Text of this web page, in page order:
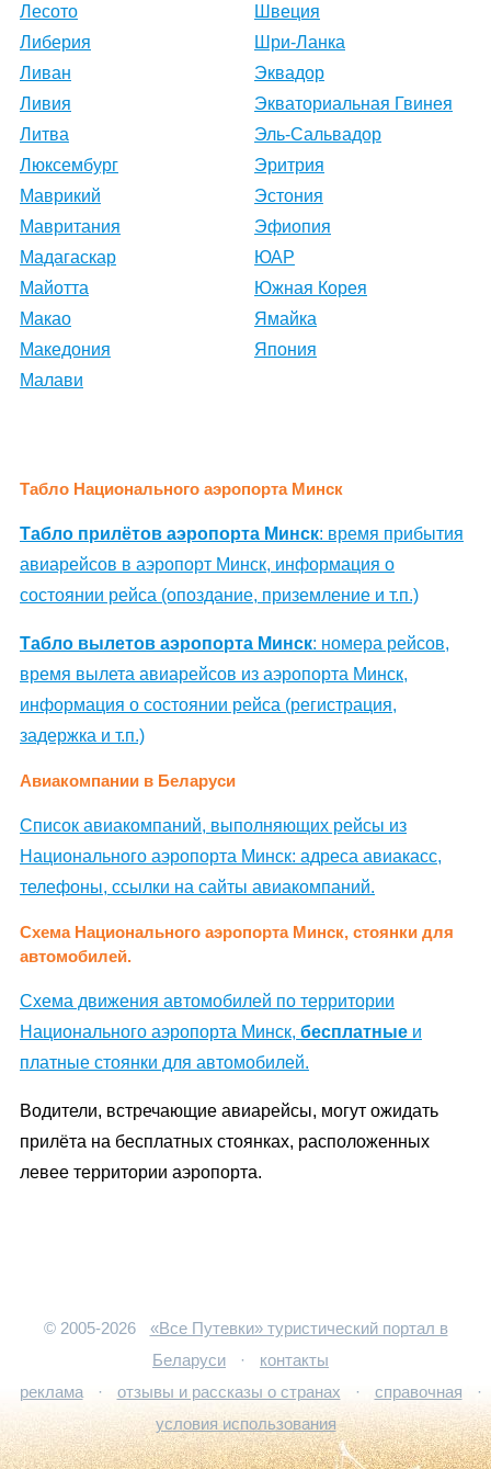
Лесото
Либерия
Ливан
Ливия
Литва
Люксембург
Маврикий
Мавритания
Мадагаскар
Майотта
Макао
Македония
Малави
Швеция
Шри-Ланка
Эквадор
Экваториальная Гвинея
Эль-Сальвадор
Эритрия
Эстония
Эфиопия
ЮАР
Южная Корея
Ямайка
Япония
Табло Национального аэропорта Минск
Табло прилётов аэропорта Минск: время прибытия
авиарейсов в аэропорт Минск, информация о
состоянии рейса (опоздание, приземление и т.п.)
Табло вылетов аэропорта Минск: номера рейсов,
время вылета авиарейсов из аэропорта Минск,
информация о состоянии рейса (регистрация,
задержка и т.п.)
Авиакомпании в Беларуси
Список авиакомпаний, выполняющих рейсы из
Национального аэропорта Минск: адреса авиакасс,
телефоны, ссылки на сайты авиакомпаний.
Схема Национального аэропорта Минск, стоянки для
автомобилей.
Схема движения автомобилей по территории
Национального аэропорта Минск, бесплатные и
платные стоянки для автомобилей.
Водители, встречающие авиарейсы, могут ожидать
прилёта на бесплатных стоянках, расположенных
левее территории аэропорта.
© 2005-2026
«Все Путевки» туристический портал в
Беларуси
·
контакты
реклама
· отзывы и рассказы о странах · справочная
·
условия использования